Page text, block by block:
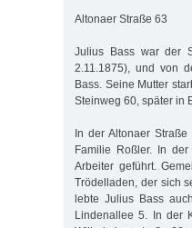
Altonaer Straße 63
Julius Bass war der
2.11.1875), und von
Bass. Seine Mutter
Steinweg 60, später in
In der Altonaer
Familie Roßler. In
Arbeiter geführt.
Trödelladen, der sich
lebte Julius Bass
Lindenallee 5. In der